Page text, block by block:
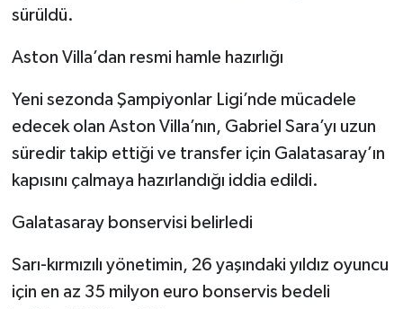
sürüldü.
Aston Villa’dan resmi hamle hazırlığı
Yeni sezonda Şampiyonlar Ligi’nde mücadele
edecek olan Aston Villa’nın, Gabriel Sara’yı uzun
süredir takip ettiği ve transfer için Galatasaray’ın
kapısını çalmaya hazırlandığı iddia edildi.
Galatasaray bonservisi belirledi
Sarı-kırmızılı yönetimin, 26 yaşındaki yıldız oyuncu
için en az 35 milyon euro bonservis bedeli